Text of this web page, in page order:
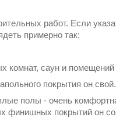
работ. Если
примерно так:
комнат, саун и
покрытия он
полы - очень
финишных покрытий он